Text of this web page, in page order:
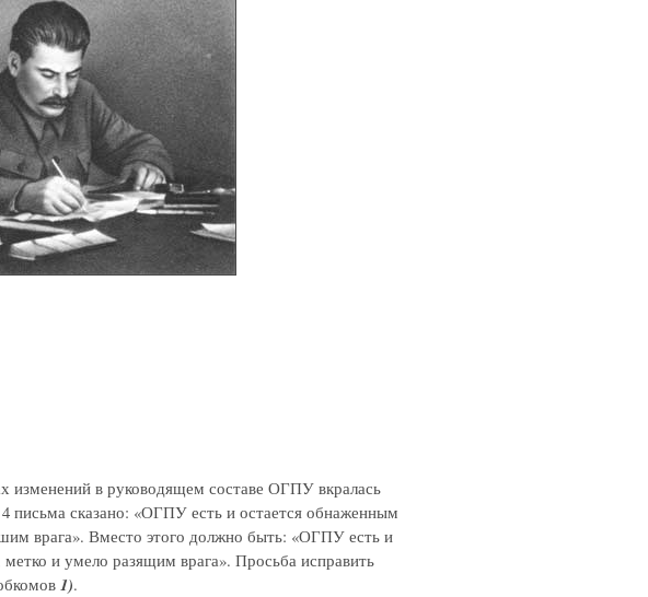
в руководящем составе ОГПУ вкралась
письма сказано: «ОГПУ есть и остается обнаженным
врага». Вместо этого должно быть: «ОГПУ есть и
и умело разящим врага». Просьба исправить
1).